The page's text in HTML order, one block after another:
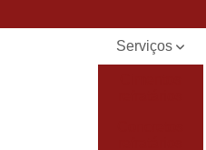
Serviços